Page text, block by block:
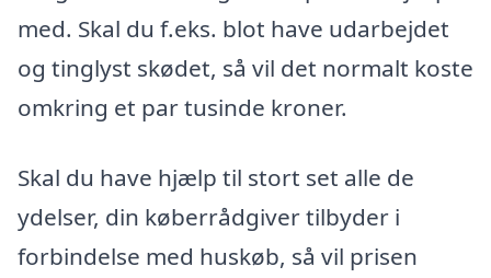
med. Skal du f.eks. blot have udarbejdet
og tinglyst skødet, så vil det normalt koste
omkring et par tusinde kroner.
Skal du have hjælp til stort set alle de
ydelser, din køberrådgiver tilbyder i
forbindelse med huskøb, så vil prisen